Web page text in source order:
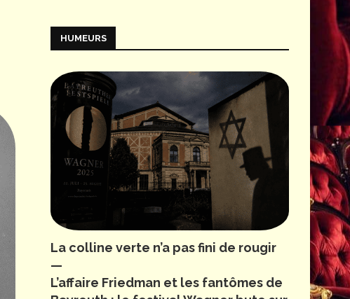
HUMEURS
La colline verte n’a pas fini de rougir
—
L’affaire Friedman et les fantômes de